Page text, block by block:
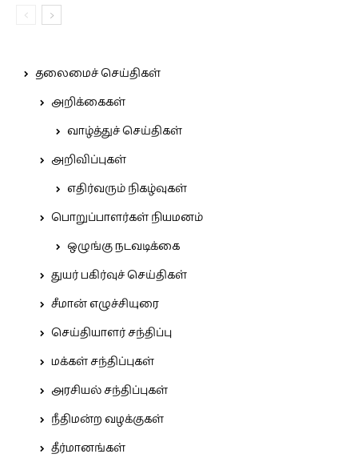
தலைமைச் செய்திகள்
அறிக்கைகள்
வாழ்த்துச் செய்திகள்
அறிவிப்புகள்
எதிர்வரும் நிகழ்வுகள்
பொறுப்பாளர்கள் நியமனம்
ஒழுங்கு நடவடிக்கை
துயர் பகிர்வுச் செய்திகள்
சீமான் எழுச்சியுரை
செய்தியாளர் சந்திப்பு
மக்கள் சந்திப்புகள்
அரசியல் சந்திப்புகள்
நீதிமன்ற வழக்குகள்
தீர்மானங்கள்